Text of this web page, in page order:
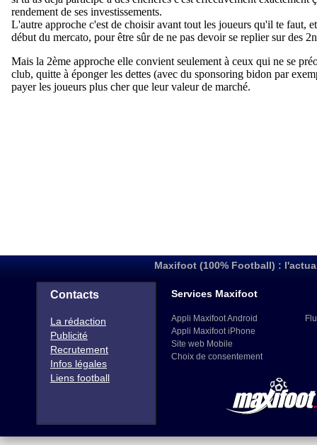
Maxifoot (100% Football) :
Contacts
La rédaction
Publicité
Recrutement
Infos légales
Liens football
Services Maxifoot
Appli Maxifoot Android
Appli Maxifoot iPhone
Site web Mobile
Choix de consentement